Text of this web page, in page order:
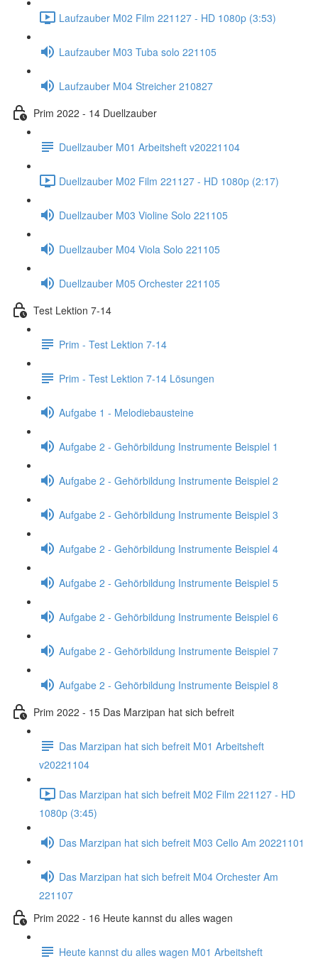
Laufzauber M02 Film 221127 - HD 1080p (3:53)
Laufzauber M03 Tuba solo 221105
Laufzauber M04 Streicher 210827
Prim 2022 - 14 Duellzauber
Duellzauber M01 Arbeitsheft v20221104
Duellzauber M02 Film 221127 - HD 1080p (2:17)
Duellzauber M03 Violine Solo 221105
Duellzauber M04 Viola Solo 221105
Duellzauber M05 Orchester 221105
Test Lektion 7-14
Prim - Test Lektion 7-14
Prim - Test Lektion 7-14 Lösungen
Aufgabe 1 - Melodiebausteine
Aufgabe 2 - Gehörbildung Instrumente Beispiel 1
Aufgabe 2 - Gehörbildung Instrumente Beispiel 2
Aufgabe 2 - Gehörbildung Instrumente Beispiel 3
Aufgabe 2 - Gehörbildung Instrumente Beispiel 4
Aufgabe 2 - Gehörbildung Instrumente Beispiel 5
Aufgabe 2 - Gehörbildung Instrumente Beispiel 6
Aufgabe 2 - Gehörbildung Instrumente Beispiel 7
Aufgabe 2 - Gehörbildung Instrumente Beispiel 8
Prim 2022 - 15 Das Marzipan hat sich befreit
Das Marzipan hat sich befreit M01 Arbeitsheft
v20221104
Das Marzipan hat sich befreit M02 Film 221127 - HD
1080p (3:45)
Das Marzipan hat sich befreit M03 Cello Am 20221101
Das Marzipan hat sich befreit M04 Orchester Am
221107
Prim 2022 - 16 Heute kannst du alles wagen
Heute kannst du alles wagen M01 Arbeitsheft